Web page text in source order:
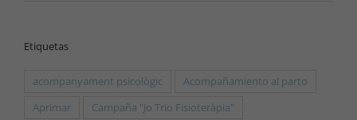
Etiquetas
acompanyament psicològic
Acompañamiento al parto
Aprimar
Campaña "Jo Trio Fisioteràpia"